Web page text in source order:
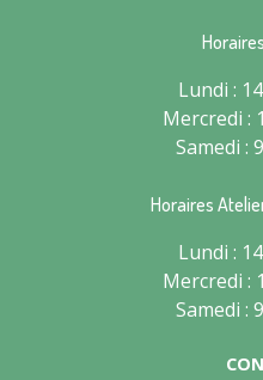
Lundi :
Mercredi :
Samedi :
Horaires
Lundi :
Mercredi :
Samedi :